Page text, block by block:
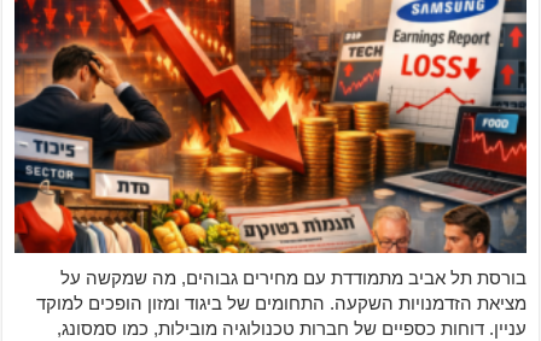
בורסת תל אביב מתמודדת עם מחירים גבוהים, מה שמקשה על
מציאת הזדמנויות השקעה. התחומים של ביגוד ומזון הופכים למוקד
עניין. דוחות כספיים של חברות טכנולוגיה מובילות, כמו סמסונג,